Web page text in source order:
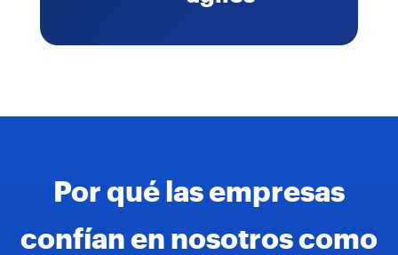
Por qué las empresas
confían en nosotros como